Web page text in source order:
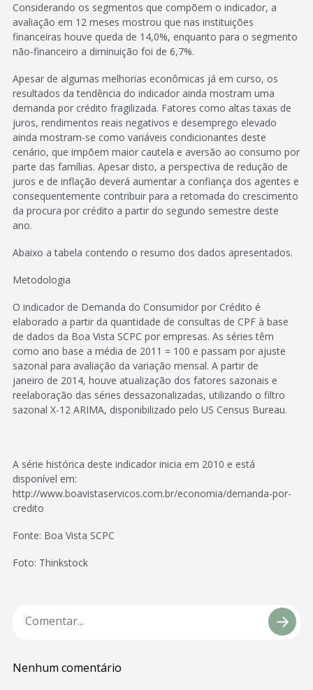
Considerando os segmentos que compõem o indicador, a
avaliação em 12 meses mostrou que nas instituições
financeiras houve queda de 14,0%, enquanto para o segmento
não-financeiro a diminuição foi de 6,7%.
Apesar de algumas melhorias econômicas já em curso, os
resultados da tendência do indicador ainda mostram uma
demanda por crédito fragilizada. Fatores como altas taxas de
juros, rendimentos reais negativos e desemprego elevado
ainda mostram-se como variáveis condicionantes deste
cenário, que impõem maior cautela e aversão ao consumo por
parte das famílias. Apesar disto, a perspectiva de redução de
juros e de inflação deverá aumentar a confiança dos agentes e
consequentemente contribuir para a retomada do crescimento
da procura por crédito a partir do segundo semestre deste
ano.
Abaixo a tabela contendo o resumo dos dados apresentados.
Metodologia
O indicador de Demanda do Consumidor por Crédito é
elaborado a partir da quantidade de consultas de CPF à base
de dados da Boa Vista SCPC por empresas. As séries têm
como ano base a média de 2011 = 100 e passam por ajuste
sazonal para avaliação da variação mensal. A partir de
janeiro de 2014, houve atualização dos fatores sazonais e
reelaboração das séries dessazonalizadas, utilizando o filtro
sazonal X-12 ARIMA, disponibilizado pelo US Census Bureau.
A série histórica deste indicador inicia em 2010 e está
disponível em:
http://www.boavistaservicos.com.br/economia/demanda-por-
credito
Fonte: Boa Vista SCPC
Foto: Thinkstock
Nenhum comentário